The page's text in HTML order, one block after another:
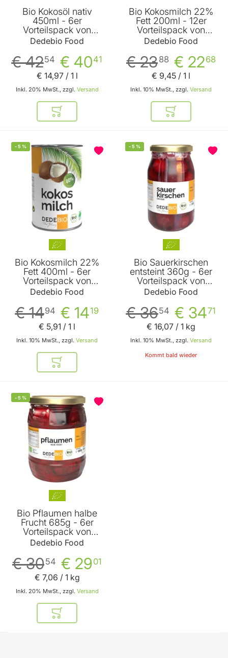
Bio Kokosöl nativ
450ml - 6er
Vorteilspack von
Dedebio Food
Dedebio Food
€ 4041
€ 4254
Inkl. 20% MwSt., zzgl. Versand
€ 14,97/ 1 l
In den Warenkorb
Bio Kokosmilch 22%
Fett 200ml - 12er
Vorteilspack von
Dedebio Food
Dedebio Food
€ 2268
€ 2388
Inkl. 10% MwSt., zzgl. Versand
€ 9,45 / 1 l
In den
-5 %
Bio Kokosmilch 22%
Fett 400ml - 6er
Vorteilspack von
Dedebio Food
Dedebio Food
€ 1419
€ 1494
Inkl. 10% MwSt., zzgl. Versand
€ 5,91 / 1 l
In den Warenkorb
-5 %
Bio Sauerkirschen
entsteint 360g - 6er
Vorteilspack von
Dedebio Food
Dedebio Food
€ 3471
€ 3654
Inkl. 10% MwSt., zzgl. Versand
€ 16,07 / 1 kg
Kommt bald wieder
-5 %
Bio Pflaumen halbe
Frucht 685g - 6er
Vorteilspack von
Dedebio Food
Dedebio Food
€ 2901
€ 3054
Inkl. 20% MwSt., zzgl. Versand
€ 7,06 / 1 kg
In den Warenkorb